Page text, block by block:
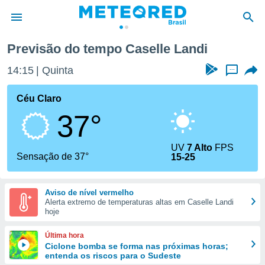
da
fornecidas
a este
das
e
forma
digital
Previsão do tempo Caselle Landi
14:15 Quinta ...
Céu Claro
37°
Sensação de 37°
UV7 Alto FPS
15-25
Aviso de nível vermelho
Alerta extremo de temperaturas altas em Caselle Landi
hoje
Última hora
Ciclone bomba se forma nas próximas horas;
entenda os riscos para o Sudeste